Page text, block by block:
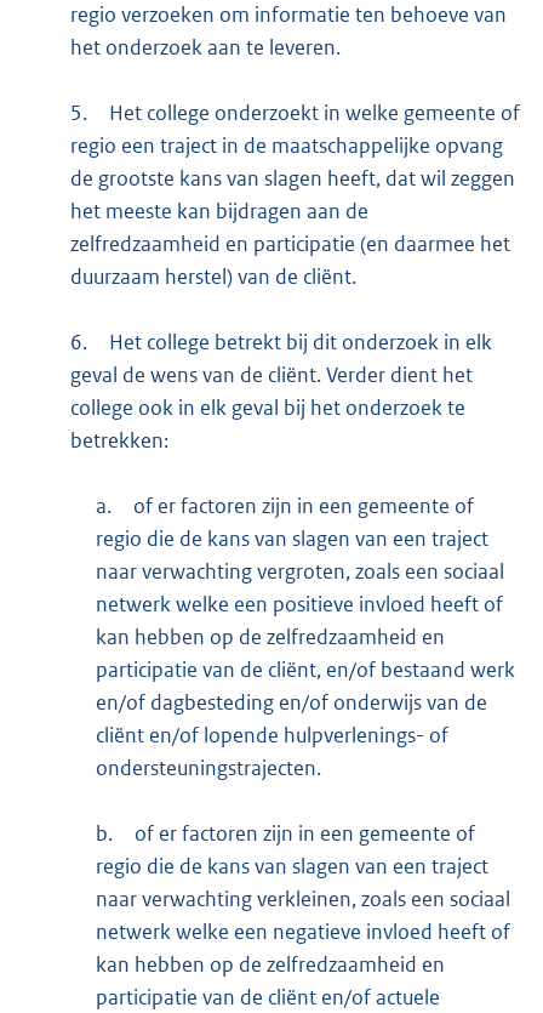
regio verzoeken om informatie ten behoeve van
het onderzoek aan te leveren.
5.
Het college onderzoekt in welke gemeente of
regio een traject in de maatschappelijke opvang
de grootste kans van slagen heeft, dat wil zeggen
het meeste kan bijdragen aan de
zelfredzaamheid en participatie (en daarmee het
duurzaam herstel) van de cliënt.
6.
Het college betrekt bij dit onderzoek in elk
geval de wens van de cliënt. Verder dient het
college ook in elk geval bij het onderzoek te
betrekken:
a.
of er factoren zijn in een gemeente of
regio die de kans van slagen van een traject
naar verwachting vergroten, zoals een sociaal
netwerk welke een positieve invloed heeft of
kan hebben op de zelfredzaamheid en
participatie van de cliënt, en/of bestaand werk
en/of dagbesteding en/of onderwijs van de
cliënt en/of lopende hulpverlenings- of
ondersteuningstrajecten.
b.
of er factoren zijn in een gemeente of
regio die de kans van slagen van een traject
naar verwachting verkleinen, zoals een sociaal
netwerk welke een negatieve invloed heeft of
kan hebben op de zelfredzaamheid en
participatie van de cliënt en/of actuele